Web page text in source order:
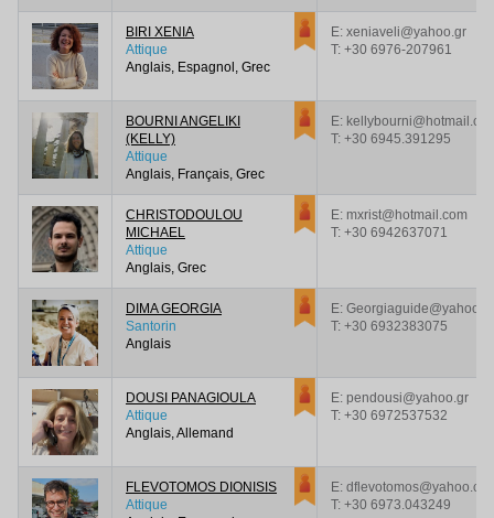
BIRI XENIΑ
Attique
Anglais, Espagnol, Grec
E: xeniaveli@yahoo.gr
T: +30 6976-207961
BOURNI ANGELIKI
(KELLY)
Attique
Anglais, Français, Grec
E:
T: +30 6945.391295
CHRISTODOULOU
MICHAEL
Attique
Anglais, Grec
E: mxrist@hotmail.com
T: +30 6942637071
DIMA GEORGIA
Santorin
Anglais
E:
T: +30 6932383075
DOUSI PANAGIOULA
Attique
Anglais, Allemand
E: pendousi@yahoo.gr
T: +30 6972537532
FLEVOTOMOS DIONISIS
Attique
E:
T: +30 6973.043249